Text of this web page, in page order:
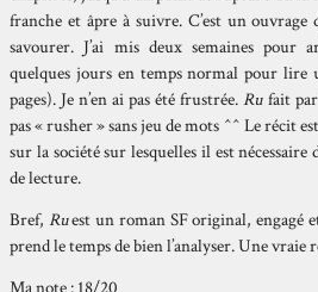
franche et âpre à suivre. C’est un
savourer. J’ai mis deux semaines pour
quelques jours en temps normal pour lire
pages). Je n’en ai pas été frustrée.Rufait
pas « rusher » sans jeu de mots ^^ Le récit
sur la société sur lesquelles il est nécessaire
de lecture.
Bref, Ruest un roman SF original, engagé
prend le temps de bien l’analyser. Une vraie